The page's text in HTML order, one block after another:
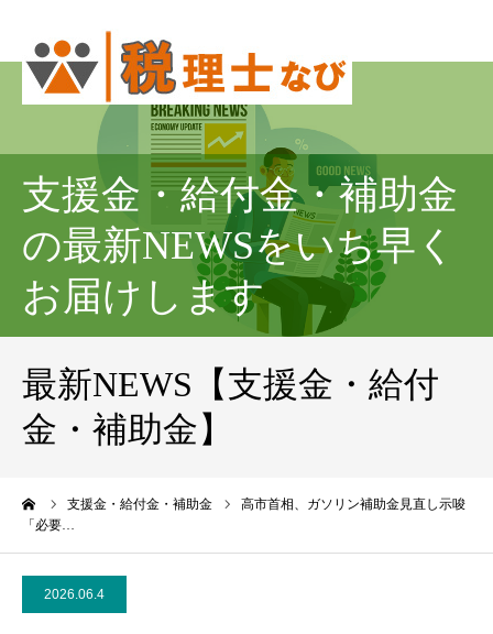
支援金・給付金・補助金
の最新NEWSをいち早く
お届けします
最新NEWS【支援金・給付
金・補助金】
支援金・給付金・補助金
高市首相、ガソリン補助金見直し示唆
「必要…
2026.06.4